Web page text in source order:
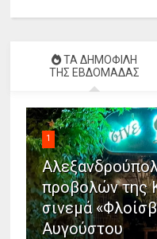
ΤΑ ΔΗΜΟΦΙΛΗ
ΤΗΣ ΕΒΔΟΜΑΔΑΣ
1
προβολών της
σινεμά
Αυγούστου